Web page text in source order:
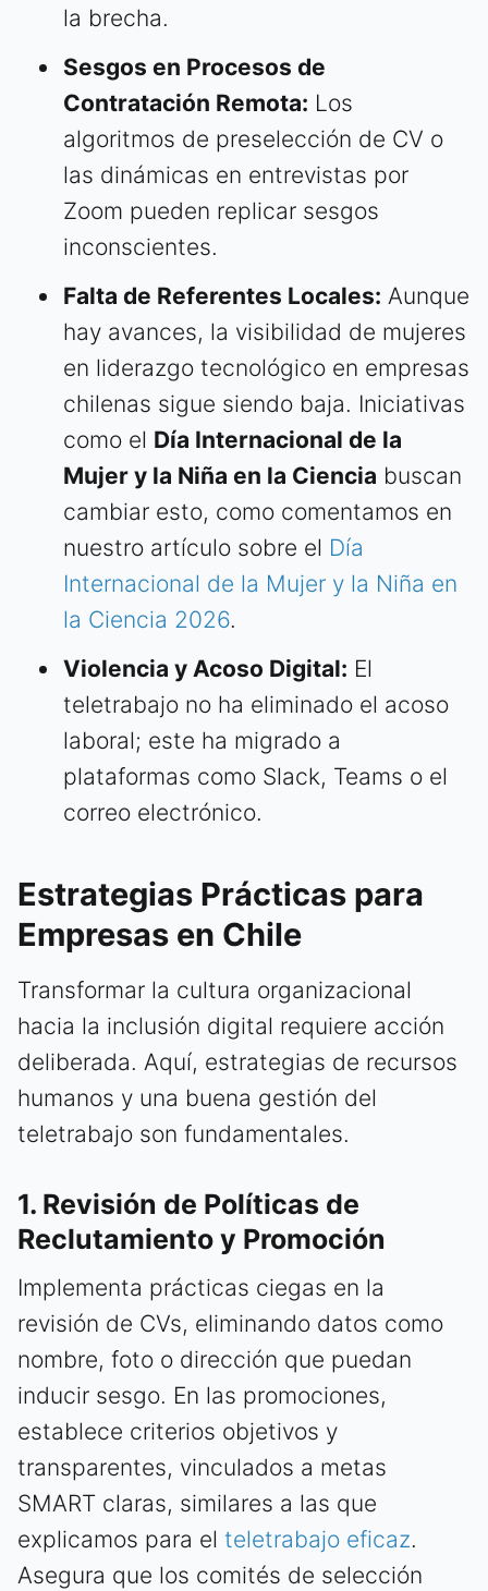
la brecha.
Sesgos en Procesos de
Contratación Remota: Los
algoritmos de preselección de CV o
las dinámicas en entrevistas por
Zoom pueden replicar sesgos
inconscientes.
Falta de Referentes Locales: Aunque
hay avances, la visibilidad de mujeres
en liderazgo tecnológico en empresas
chilenas sigue siendo baja. Iniciativas
como el Día Internacional de la
Mujer y la Niña en la Ciencia buscan
cambiar esto, como comentamos en
nuestro artículo sobre el Día
Internacional de la Mujer y la Niña en
la Ciencia 2026.
Violencia y Acoso Digital: El
teletrabajo no ha eliminado el acoso
laboral; este ha migrado a
plataformas como Slack, Teams o el
correo electrónico.
Estrategias Prácticas para
Empresas en Chile
Transformar la cultura organizacional
hacia la inclusión digital requiere acción
deliberada. Aquí, estrategias de recursos
humanos y una buena gestión del
teletrabajo son fundamentales.
1. Revisión de Políticas de
Reclutamiento y Promoción
Implementa prácticas ciegas en la
revisión de CVs, eliminando datos como
nombre, foto o dirección que puedan
inducir sesgo. En las promociones,
establece criterios objetivos y
transparentes, vinculados a metas
SMART claras, similares a las que
explicamos para el teletrabajo eficaz.
Asegura que los comités de selección